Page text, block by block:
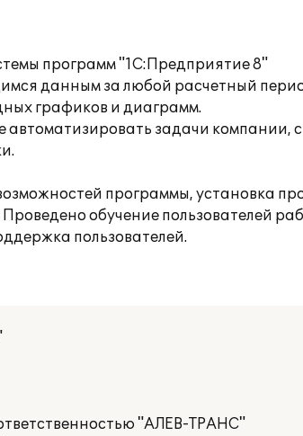
программ "1С:Предприятие 8"
данным за любой расчетный
графиков и диаграмм.
автоматизировать задачи компании,
программы, установка
обучение пользователей
пользователей.
"АЛЕВ-ТРАНС"